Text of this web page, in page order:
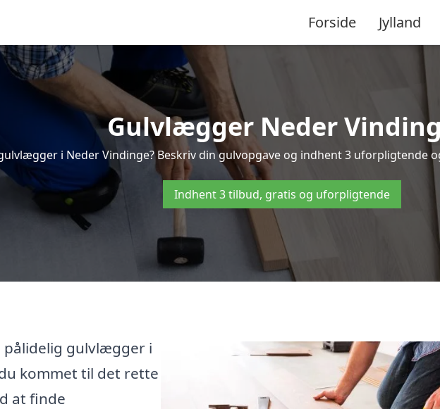
Forside Jylland
Gulvlægger Neder
i Neder Vindinge? Beskriv din gulvopgave og indhent 3 uforpligtende
Indhent 3 tilbud, gratis og uforpligtende
pålidelig gulvlægger i
kommet til det rette
at finde